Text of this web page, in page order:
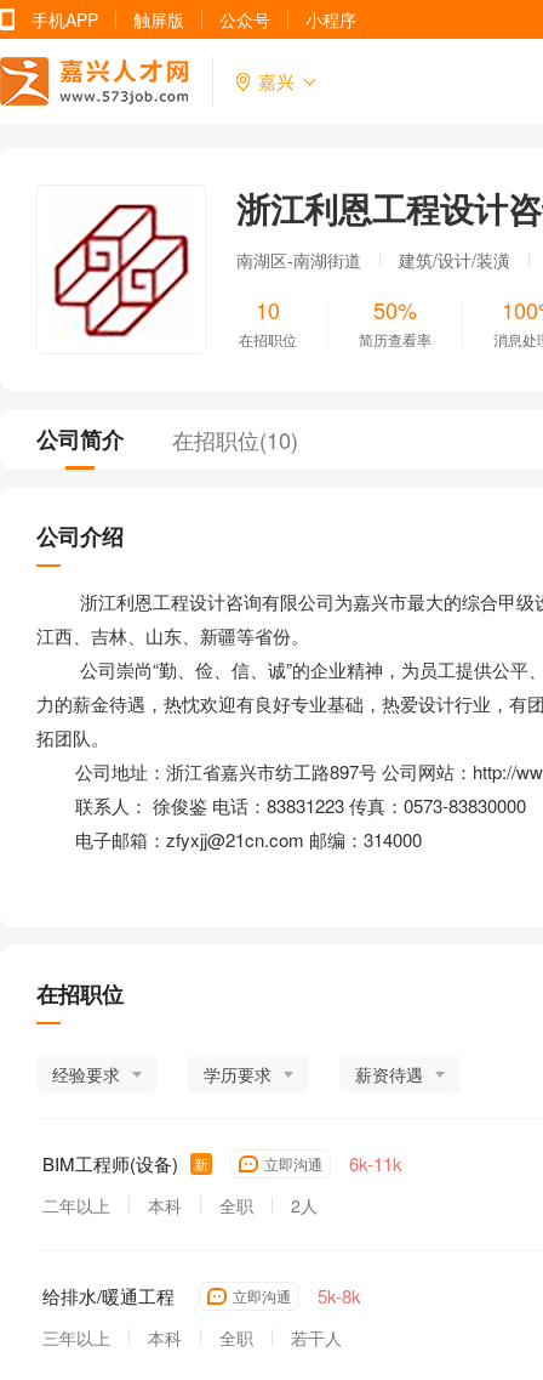
手机APP 触屏版 公众号 小程序
嘉兴
浙江利恩工程设计
南湖区-南湖街道 建筑/设计/装潢
10
在招职位
50%
简历查看率 消息处
公司简介 在招职位(10)
公司介绍
浙江利恩工程设计咨询有限公司为嘉兴市最大的综合甲级
江西、吉林、山东、新疆等省份。
公司崇尚“勤、俭、信、诚”的企业精神，为员工提供公平
力的薪金待遇，热忱欢迎有良好专业基础，热爱设计行业，
拓团队。
公司地址：浙江省嘉兴市纺工路897号 公司网站：http://
联系人： 徐俊鉴 电话：83831223 传真：0573-83830000
电子邮箱：zfyxjj@21cn.com 邮编：314000
在招职位
经验要求 学历要求 薪资待遇
BIM工程师(设备) 新 6k-11k
立即沟通
二年以上 本科 全职 2人
给排水/暖通工程 5k-8k
立即沟通
三年以上 本科 全职 若干人